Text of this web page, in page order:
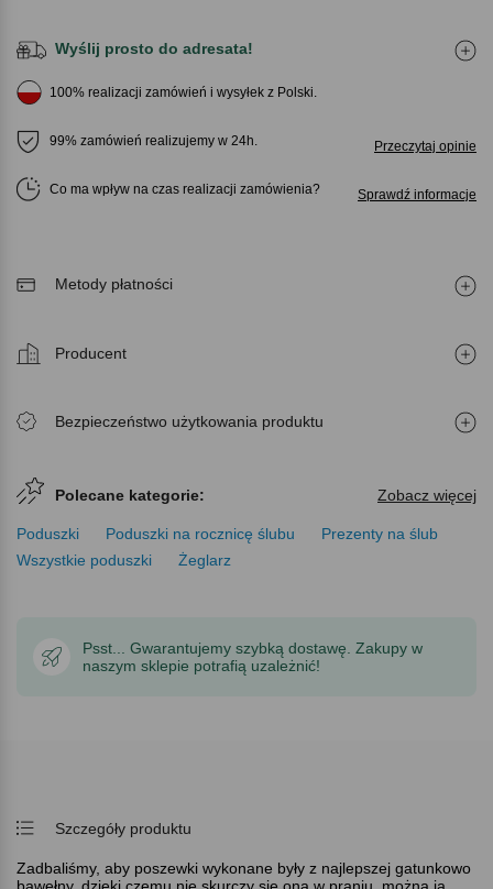
Wyślij prosto do adresata!
100% realizacji zamówień i wysyłek z Polski.
99% zamówień realizujemy w 24h. Przeczytaj opinie
Co ma wpływ na czas realizacji zamówienia Sprawdź informacje
Metody płatności
Producent
Bezpieczeństwo użytkowania produktu
Polecane kategorie: Zobacz więcej
Poduszki Poduszki na rocznicę ślubu
Prezenty na ślub
Wszystkie poduszki
Żeglarz
Psst... Gwarantujemy szybką dostawę. Zakupy w
naszym sklepie potrafią uzależnić!
Szczegóły produktu
Zadbaliśmy, aby poszewki wykonane były z najlepszej gatunkowo